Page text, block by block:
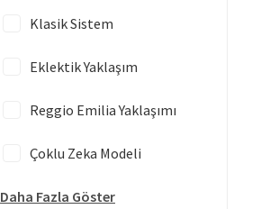
Klasik Sistem
Eklektik Yaklaşım
Reggio Emilia Yaklaşımı
Çoklu Zeka Modeli
Daha Fazla Göster